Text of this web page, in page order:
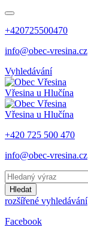
+420725500470
info@obec-vresina.cz
Vyhledávání
Vřesina u Hlučína
Vřesina u Hlučína
+420 725 500 470
info@obec-vresina.cz
Hledat
rozšířené vyhledávání
Facebook